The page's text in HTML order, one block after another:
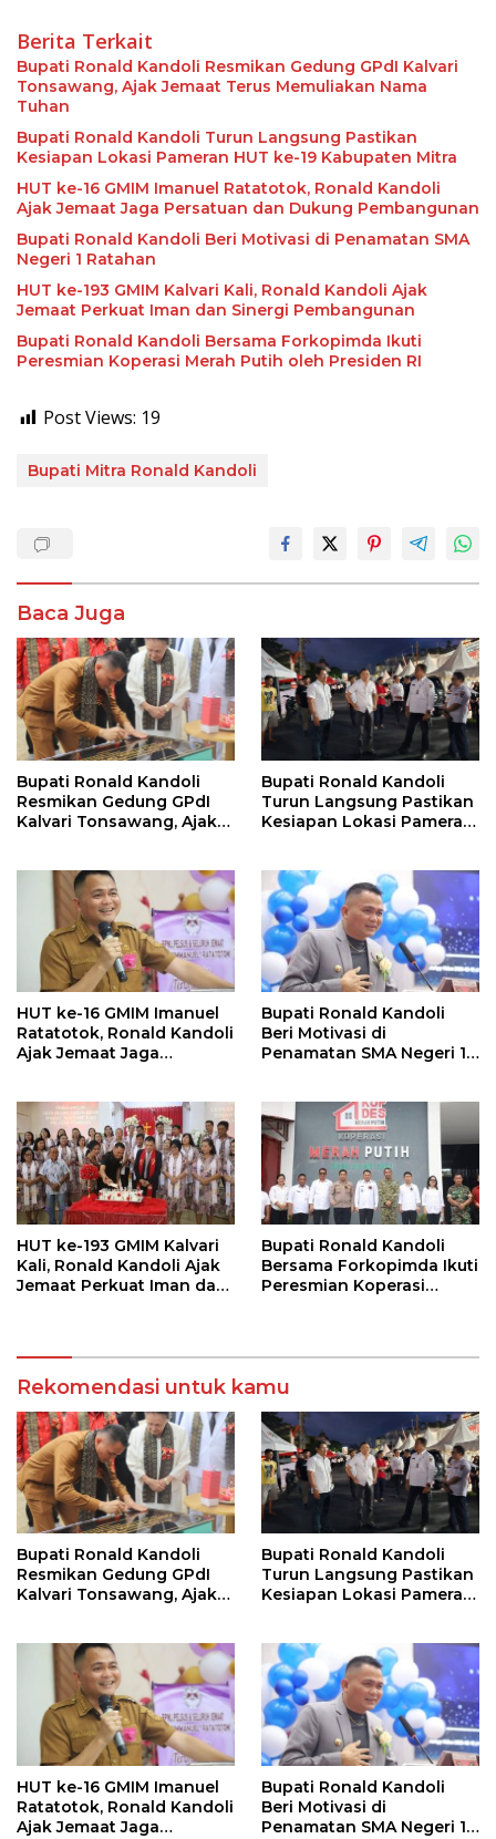
Berita Terkait
Bupati Ronald Kandoli Resmikan Gedung GPdI Kalvari
Tonsawang, Ajak Jemaat Terus Memuliakan Nama
Tuhan
Bupati Ronald Kandoli Turun Langsung Pastikan
Kesiapan Lokasi Pameran HUT ke-19 Kabupaten Mitra
HUT ke-16 GMIM Imanuel Ratatotok, Ronald Kandoli
Ajak Jemaat Jaga Persatuan dan Dukung Pembangunan
Bupati Ronald Kandoli Beri Motivasi di Penamatan SMA
Negeri 1 Ratahan
HUT ke-193 GMIM Kalvari Kali, Ronald Kandoli Ajak
Jemaat Perkuat Iman dan Sinergi Pembangunan
Bupati Ronald Kandoli Bersama Forkopimda Ikuti
Peresmian Koperasi Merah Putih oleh Presiden RI
Post Views: 19
Bupati Mitra Ronald Kandoli
Baca Juga
Bupati Ronald Kandoli
Resmikan Gedung GPdI
Kalvari Tonsawang, Ajak
Bupati Ronald Kandoli
Turun Langsung Pastikan
Kesiapan Lokasi Pameran
HUT ke-16 GMIM Imanuel
Ratatotok, Ronald Kandoli
Ajak Jemaat Jaga
Bupati Ronald Kandoli
Beri Motivasi di
Penamatan SMA Negeri 1
HUT ke-193 GMIM Kalvari
Kali, Ronald Kandoli Ajak
Jemaat Perkuat Iman dan
Bupati Ronald Kandoli
Bersama Forkopimda Ikuti
Peresmian Koperasi
Rekomendasi untuk kamu
Bupati Ronald Kandoli
Resmikan Gedung GPdI
Kalvari Tonsawang, Ajak
Bupati Ronald Kandoli
Turun Langsung Pastikan
Kesiapan Lokasi Pameran
HUT ke-16 GMIM Imanuel
Ratatotok, Ronald Kandoli
Ajak Jemaat Jaga
Bupati Ronald Kandoli
Beri Motivasi di
Penamatan SMA Negeri 1